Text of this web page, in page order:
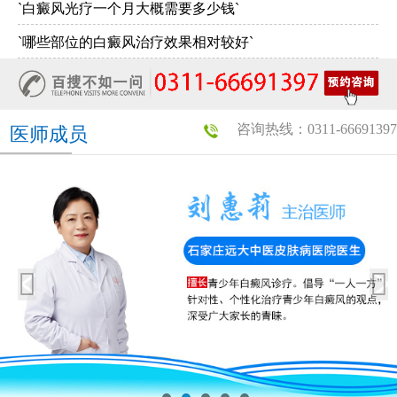
`白癜风光疗一个月大概需要多少钱`
`哪些部位的白癜风治疗效果相对较好`
咨询热线：0311-66691397
医师成员